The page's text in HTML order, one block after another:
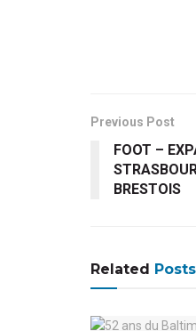
Previous Post
FOOT –
BRESTOIS
Related Posts